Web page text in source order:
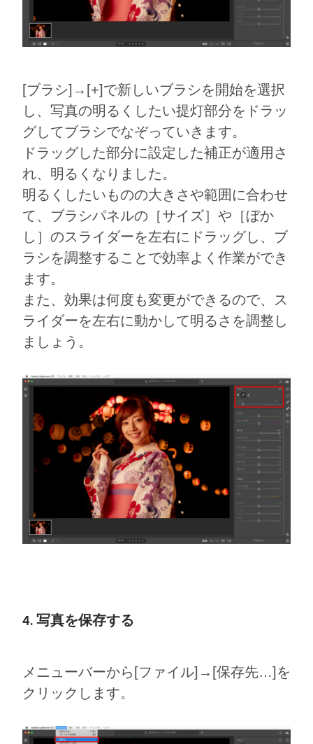
[ブラシ]→[+]で新しいブラシを開始を選択
し、写真の明るくしたい提灯部分をドラッ
グしてブラシでなぞっていきます。
ドラッグした部分に設定した補正が適用さ
れ、明るくなりました。
明るくしたいものの大きさや範囲に合わせ
て、ブラシパネルの［サイズ］や［ぼか
し］のスライダーを左右にドラッグし、ブ
ラシを調整することで効率よく作業ができ
ます。
また、効果は何度も変更ができるので、ス
ライダーを左右に動かして明るさを調整し
ましょう。
4. 写真を保存する
メニューバーから[ファイル]→[保存先…]を
クリックします。